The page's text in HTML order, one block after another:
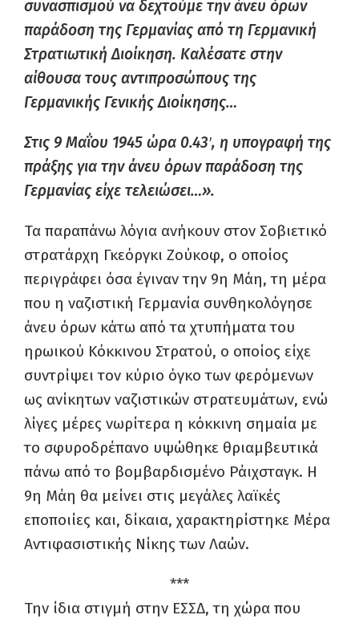
συνασπισμού να δεχτούμε την άνευ όρων
παράδοση της Γερμανίας από τη Γερμανική
Στρατιωτική Διοίκηση. Καλέσατε στην
αίθουσα τους αντιπροσώπους της
Γερμανικής Γενικής Διοίκησης…
Στις 9 Μαΐου 1945 ώρα 0.43′, η υπογραφή της
πράξης για την άνευ όρων παράδοση της
Γερμανίας είχε τελειώσει…».
Τα παραπάνω λόγια ανήκουν στον Σοβιετικό
στρατάρχη Γκεόργκι Ζούκοφ, ο οποίος
περιγράφει όσα έγιναν την 9η Μάη, τη μέρα
που η ναζιστική Γερμανία συνθηκολόγησε
άνευ όρων κάτω από τα χτυπήματα του
ηρωικού Κόκκινου Στρατού, ο οποίος είχε
συντρίψει τον κύριο όγκο των φερόμενων
ως ανίκητων ναζιστικών στρατευμάτων, ενώ
λίγες μέρες νωρίτερα η κόκκινη σημαία με
το σφυροδρέπανο υψώθηκε θριαμβευτικά
πάνω από το βομβαρδισμένο Ράιχσταγκ. Η
9η Μάη θα μείνει στις μεγάλες λαϊκές
εποποιίες και, δίκαια, χαρακτηρίστηκε Μέρα
Αντιφασιστικής Νίκης των Λαών.
***
Την ίδια στιγμή στην ΕΣΣΔ, τη χώρα που